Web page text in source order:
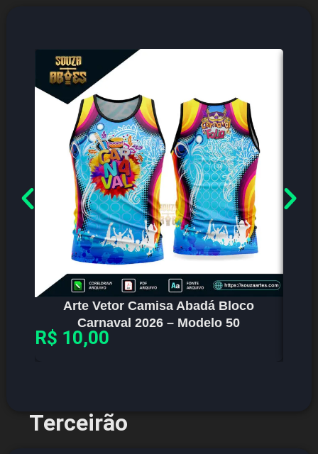
Arte Vetor Camisa Abadá Bloco
Carnaval 2026 – Modelo 50
R$ 10,00
Terceirão